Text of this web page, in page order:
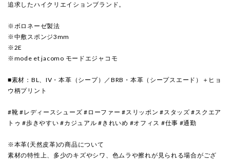
追求したハイクリエイションブランド。
※ボロネーゼ製法
※中敷スポンジ3mm
※2E
※mode et jacomo モードエジャコモ
■素材：BL、IV・本革（シープ）／BRB・本革（シープスエード）＋ヒョ
ウ柄プリント
#靴 #レディースシューズ #ローファー #スリッポン #スタッズ #スクエア
トゥ #歩きやすい #カジュアル #きれいめ #オフィス #仕事 #通勤
※本革(天然皮革)の商品について
素材の特性上、多少のキズやシワ、色ムラや擦れが見られる場合がござ